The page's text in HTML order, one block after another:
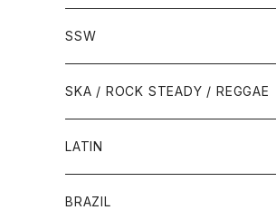
SSW
SKA / ROCK STEADY / REGGAE
LATIN
BRAZIL